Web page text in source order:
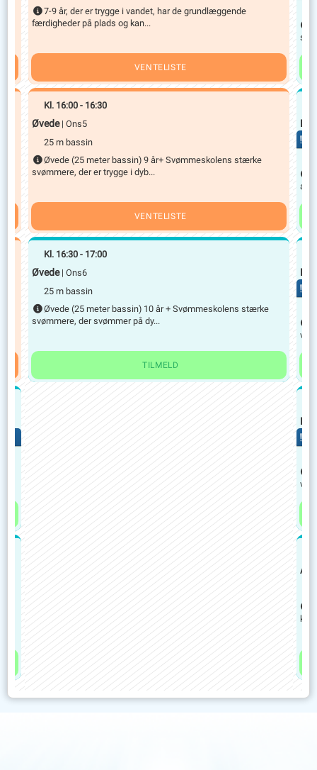
7-9 år, der er trygge i vandet, har de grundlæggende
færdigheder på plads og kan...
VENTELISTE
Øvede | Ons5
Kl. 16:00 - 16:30
25 m bassin
Øvede (25 meter bassin) 9 år+ Svømmeskolens stærke
svømmere, der er trygge i dyb...
VENTELISTE
Øvede | Ons6
Kl. 16:30 - 17:00
25 m bassin
Øvede (25 meter bassin) 10 år + Svømmeskolens stærke
svømmere, der svømmer på dy...
TILMELD
Let
Let
Let